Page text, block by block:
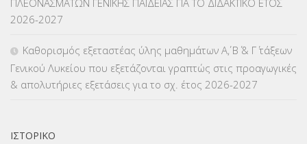
ΜΕΤΑΘΕΣΕΙΣ-ΤΟΠΟΘΕΤΗΣΕΙΣ ΒΕΛΤΙΩΣΕΙΣ(319)
ΜΕΤΑΦΟΡΑ ΜΑΘΗΤΩΝ(3)
ΟΙΚΟΝΟΜΙΚΑ ΘΕΜΑΤΑ
ΠΛΕΟΝΑΣΜΑΤΩΝ ΓΕΝΙΚΗΣ ΠΑΙΔΕΙΑΣ ΓΙΑ ΤΟ ΔΙΔΑΚΤΙΚΟ ΕΤΟΣ
2026-2027
Καθορισμός εξεταστέας ύλης μαθημάτων Α΄, Β΄ & Γ΄ τάξεων
Γενικού Λυκείου που εξετάζονται γραπτώς στις προαγωγικές
& απολυτήριες εξετάσεις για το σχ. έτος 2026-2027
ΙΣΤΟΡΙΚΌ